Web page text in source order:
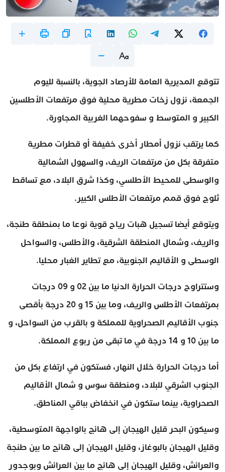
تتوقع المديرية العامة للأرصاد الجوية، بالنسبة لليوم
الجمعة، نزول زخات مطرية محلية فوق مرتفعات الأطلسين
الكبير و المتوسط و سفوحهما الغربية المجاورة.
كما يرتقب نزول أمطار أخرى خفيفة أو قطرات مطرية
متفرقة بكل من مرتفعات الريف، والسهول الشمالية
والوسطى للمحيط الأطلسي، وكذا شرق البلاد، مع تساقط
ثلوج فوق قمم مرتفعات الأطلس الكبير.
ويتوقع أيضا تسجيل هبات رياح قوية نوعا ما بمنطقة طنجة،
والريف، وشمال المنطقة الشرقية، والأطلس، والسواحل
الوسطى و الأقاليم الجنوبية، مع تطاير الغبار محليا.
وستتراوح درجات الحرارة الدنيا ما بين 02 و 09 درجات
بمرتفعات الأطلس والريف، وما بين 15 و 20 درجة بأقصى
جنوب الأقاليم الصحراوية للمملكة و بالقرب من السواحل، و
ما بين 10 و 14 درجة في ما تبقى من ربوع المملكة.
أما درجات الحرارة خلال النهار، فستكون في ارتفاع بكل من
الجنوب الشرقي للبلاد، ومنطقة سوس و شمال الأقاليم
الصحراوية، بينما ستكون في انخفاض بباقي المناطق.
وسيكون البحر قليل الهيجان إلى هائج بالواجهة المتوسطية،
وقليل الهيجان بالبوغاز، وقليل الهيجان إلى هائج ما بين طنجة
والعرائش، وقليل الهيجان إلى هائج ما بين العرائش وبوجدور